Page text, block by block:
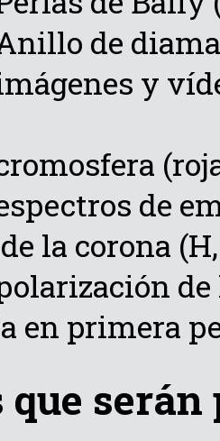
de
y
de
la corona
de
en primera
serán